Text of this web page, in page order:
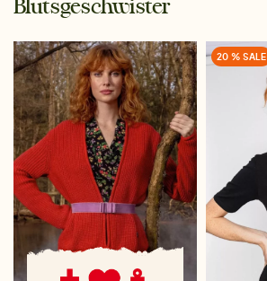
Blutsgeschwister
20 % SALE